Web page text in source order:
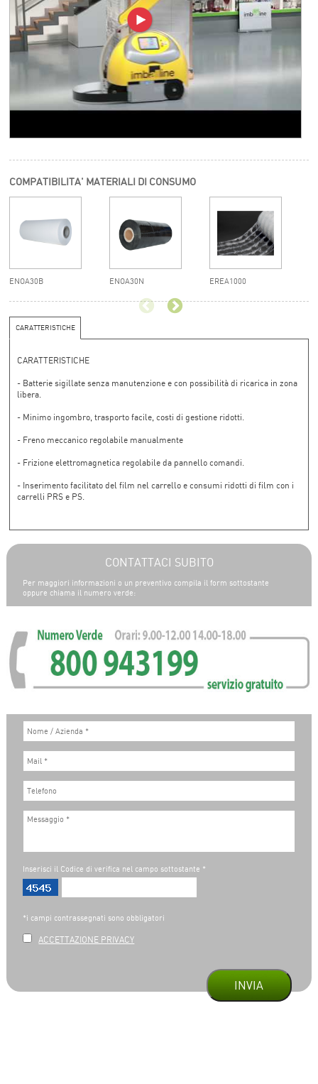
COMPATIBILITA' MATERIALI DI CONSUMO
ENOA30B ENOA30N EREA1000
CARATTERISTICHE
CARATTERISTICHE
- Batterie sigillate senza manutenzione e con possibilità di ricarica in zona
libera.
- Minimo ingombro, trasporto facile, costi di gestione ridotti.
- Freno meccanico regolabile manualmente
- Frizione elettromagnetica regolabile da pannello comandi.
- Inserimento facilitato del film nel carrello e consumi ridotti di film con i
carrelli PRS e PS.
CONTATTACI SUBITO
Per maggiori informazioni o un preventivo compila il form sottostante
oppure chiama il numero verde:
Inserisci il Codice di verifica nel campo sottostante *
*i campi contrassegnati sono obbligatori
ACCETTAZIONE PRIVACY
INVIA